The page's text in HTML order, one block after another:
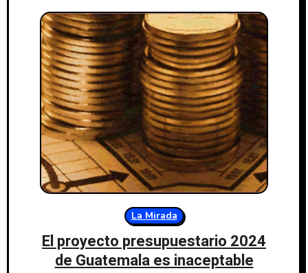
La Mirada
El proyecto presupuestario 2024
de Guatemala es inaceptable